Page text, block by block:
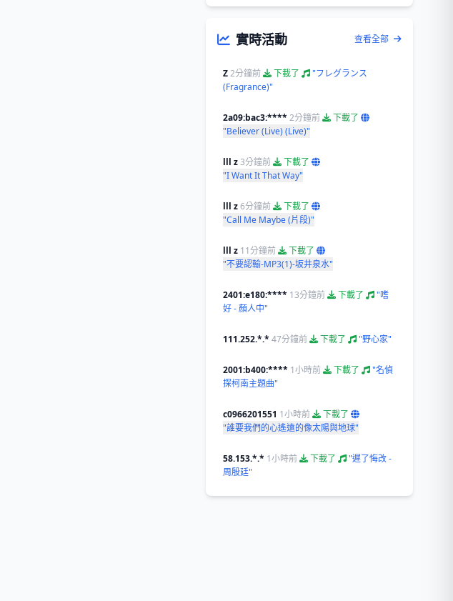
實時活動 查看全部
Z2分鐘前 下載了
"フレグランス
(Fragrance)"
2a09:bac3:**** 2分鐘前
下載了
"Believer (Live) (Live)"
lll z3分鐘前
下載了
"I Want It That Way"
lll z6分鐘前
下載了
"Call Me Maybe (片段)"
lll z 11分鐘前
下載了
"不要認輸-MP3(1)-坂井泉水"
2401:e180:**** 13分鐘前 下載了
"嗜
好 - 顏人中"
111.252.*.* 47分鐘前 下載了 "野心家"
2001:b400:**** 1小時前 下載了
"名偵
探柯南主題曲"
c0966201551 1小時前
下載了
"誰要我們的心遙遠的像太陽與地球"
58.153.*.* 1小時前 下載了
"遲了悔改 -
周殷廷"